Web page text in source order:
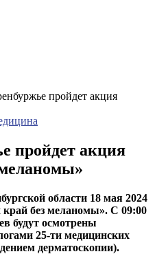
пройдет акция
пройдет акция
области 18 мая 2024
край без меланомы». С 09:00
будут осмотрены
25-ти медицинских
дерматоскопии).